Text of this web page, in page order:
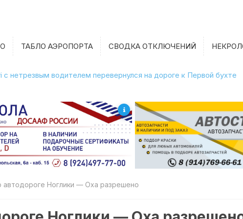
ТАБЛО АЭРОПОРТА СВОДКА ОТКЛЮЧЕНИЙ
с нетрезвым водителем перевернулся на дороге к Первой бухте
автодороге Ноглики — Оха разрешено